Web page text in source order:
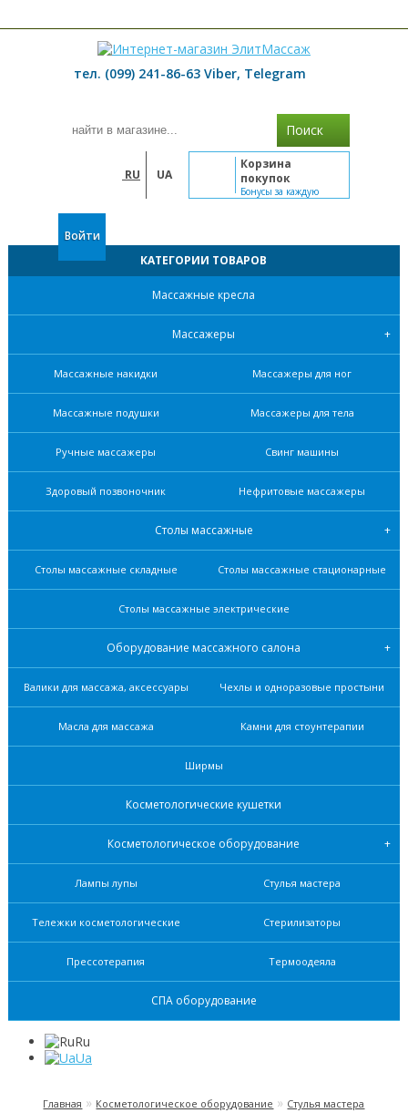
тел. (099) 241-86-63 Viber, Telegram
Поиск
RU UA
Корзина
покупок
Бонусы за каждую
покупку
Войти
КАТЕГОРИИ ТОВАРОВ
Массажные кресла
Массажеры
Массажные накидки Массажеры для ног
Массажные подушки Массажеры для тела
Ручные массажеры Свинг машины
Здоровый позвоночник Нефритовые масcажеры
Столы массажные
Столы массажные складные Столы массажные стационарные
Столы массажные электрические
Оборудование массажного салона
Валики для массажа, аксессуары Чехлы и одноразовые простыни
Масла для массажа Камни для стоунтерапии
Ширмы
Косметологические кушетки
Косметологическое оборудование
Лампы лупы Стулья мастера
Тележки косметологические Стерилизаторы
Прессотерапия Термоодеяла
СПА оборудование
Ru
Ua
Главная » Косметологическое оборудование » Стулья мастера